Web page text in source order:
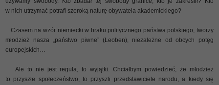
w nich utrzymać potrafi szeroką naturę obywatela akademickiego?
Czasem na wzór niemiecki w braku politycznego państwa polskiego, tworzy
młodzież nasza „państwo piwne” (Leoben), niezależne od obcych potęg
europejskich…
Ale to nie jest reguła, to wyjątki. Chciałbym powiedzieć, że młodzież
to przyszłe społeczeństwo, to przyszli przedstawiciele narodu, a kiedy się